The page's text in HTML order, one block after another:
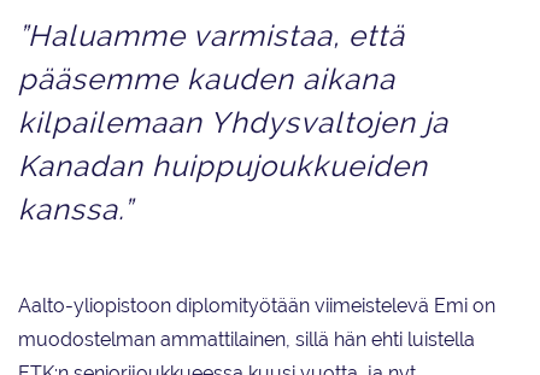
”Haluamme varmistaa, että
pääsemme kauden aikana
kilpailemaan Yhdysvaltojen ja
Kanadan huippujoukkueiden
kanssa.”
Aalto-yliopistoon diplomityötään viimeistelevä Emi on
muodostelman ammattilainen, sillä hän ehti luistella